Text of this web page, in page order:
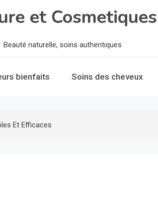
et Cosmetiques
Beauté naturelle, soins authentiques
bienfaits Soins des cheveux
Et Efficaces